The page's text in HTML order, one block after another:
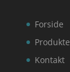
Forside
Kontakt